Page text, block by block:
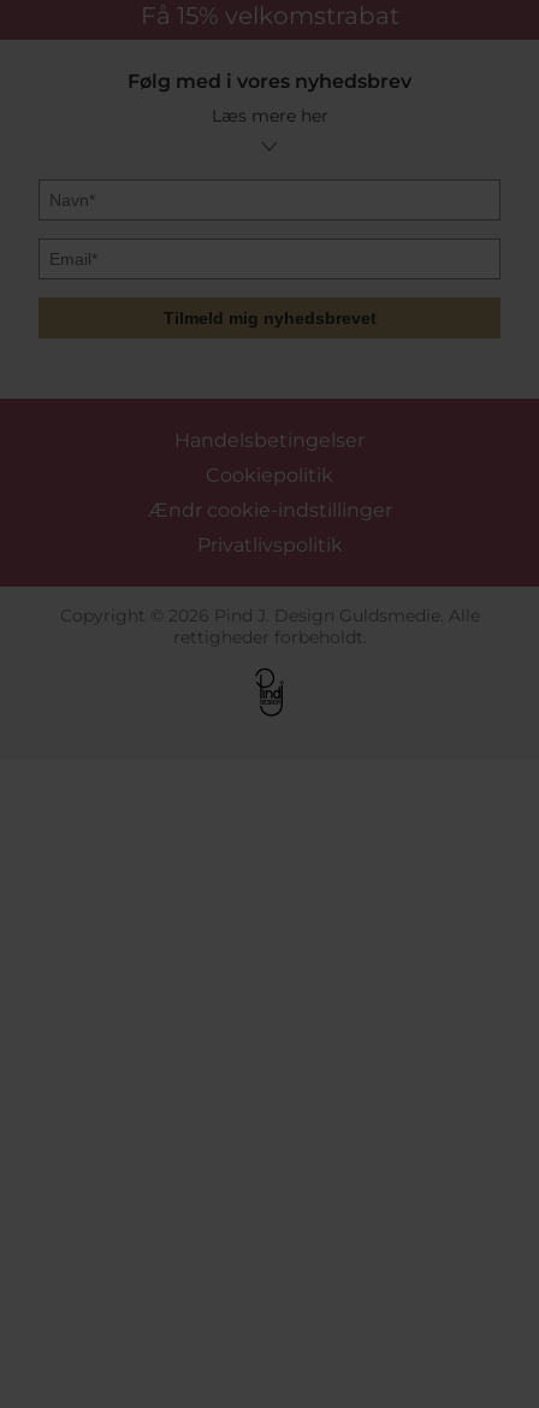
Få 15% velkomstrabat
Følg med i vores nyhedsbrev
Læs mere her
Tilmeld mig nyhedsbrevet
Handelsbetingelser
Cookiepolitik
Ændr cookie-indstillinger
Privatlivspolitik
Copyright © 2026 Pind J. Design Guldsmedie. Alle
rettigheder forbeholdt.